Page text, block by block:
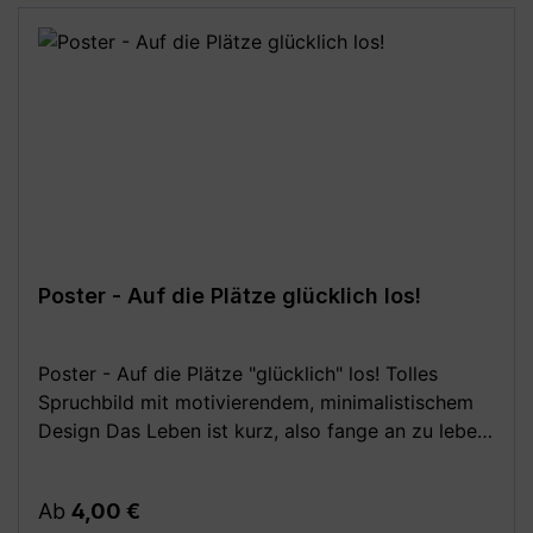
möglich!**
Poster - Auf die Plätze glücklich los!
Poster - Auf die Plätze "glücklich" los! Tolles
Spruchbild mit motivierendem, minimalistischem
Design Das Leben ist kurz, also fange an zu leben
besonders aber im Wohnzimmer, in der Küche und
Regulärer Preis:
Ab 4,00 €